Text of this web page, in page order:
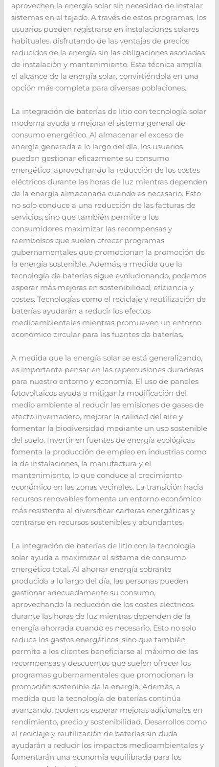
aprovechen la energía solar sin necesidad de instalar
sistemas en el tejado. A través de estos programas, los
usuarios pueden registrarse en instalaciones solares
habituales, disfrutando de las ventajas de precios
reducidos de la energía sin las obligaciones asociadas
de instalación y mantenimiento. Esta técnica amplía
el alcance de la energía solar, convirtiéndola en una
opción más completa para diversas poblaciones.
La integración de baterías de litio con tecnología solar
moderna ayuda a mejorar el sistema general de
consumo energético. Al almacenar el exceso de
energía generada a lo largo del día, los usuarios
pueden gestionar eficazmente su consumo
energético, aprovechando la reducción de los costes
eléctricos durante las horas de luz mientras dependen
de la energía almacenada cuando es necesario. Esto
no solo conduce a una reducción de las facturas de
servicios, sino que también permite a los
consumidores maximizar las recompensas y
reembolsos que suelen ofrecer programas
gubernamentales que promocionan la promoción de
la energía sostenible. Además, a medida que la
tecnología de baterías sigue evolucionando, podemos
esperar más mejoras en sostenibilidad, eficiencia y
costes. Tecnologías como el reciclaje y reutilización de
baterías ayudarán a reducir los efectos
medioambientales mientras promueven un entorno
económico circular para las fuentes de baterías.
A medida que la energía solar se está generalizando,
es importante pensar en las repercusiones duraderas
para nuestro entorno y economía. El uso de paneles
fotovoltaicos ayuda a mitigar la modificación del
medio ambiente al reducir las emisiones de gases de
efecto invernadero, mejorar la calidad del aire y
fomentar la biodiversidad mediante un uso sostenible
del suelo. Invertir en fuentes de energía ecológicas
fomenta la producción de empleo en industrias como
la de instalaciones, la manufactura y el
mantenimiento, lo que conduce al crecimiento
económico en las zonas vecinales. La transición hacia
recursos renovables fomenta un entorno económico
más resistente al diversificar carteras energéticas y
centrarse en recursos sostenibles y abundantes.
La integración de baterías de litio con la tecnología
solar ayuda a maximizar el sistema de consumo
energético total. Al ahorrar energía sobrante
producida a lo largo del día, las personas pueden
gestionar adecuadamente su consumo,
aprovechando la reducción de los costes eléctricos
durante las horas de luz mientras dependen de la
energía ahorrada cuando es necesario. Esto no solo
reduce los gastos energéticos, sino que también
permite a los clientes beneficiarse al máximo de las
recompensas y descuentos que suelen ofrecer los
programas gubernamentales que promocionan la
promoción sostenible de la energía. Además, a
medida que la tecnología de baterías continúa
avanzando, podemos esperar mejoras adicionales en
rendimiento, precio y sostenibilidad. Desarrollos como
el reciclaje y reutilización de baterías sin duda
ayudarán a reducir los impactos medioambientales y
fomentarán una economía equilibrada para los